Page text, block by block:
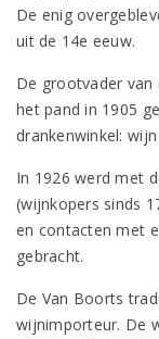
De enig
uit de 14e eeuw.
De grootvader
het pand in 1905
drankenwinkel:
In 1926 werd met
(wijnkopers sinds
en contacten met
gebracht.
De Van Boorts
wijnimporteur. De